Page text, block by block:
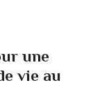
une
vie au